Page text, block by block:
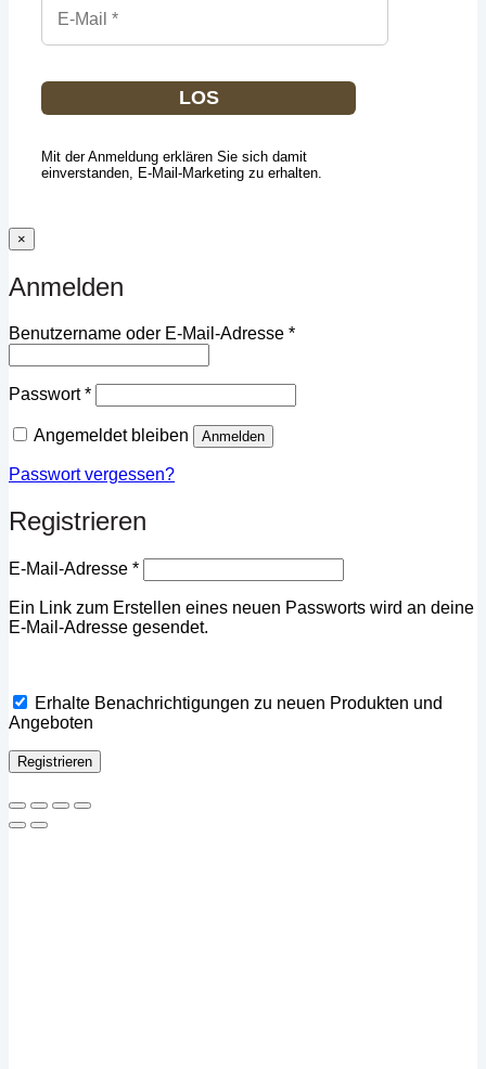
LOS
Mit der Anmeldung erklären Sie sich damit
einverstanden, E-Mail-Marketing zu erhalten.
×
Anmelden
Benutzername oder E-Mail-Adresse *Erforderlich
Passwort*Erforderlich
Angemeldet bleiben Anmelden
Passwort vergessen?
Registrieren
E-Mail-Adresse *Erforderlich
Ein Link zum Erstellen eines neuen Passworts wird an deine
E-Mail-Adresse gesendet.
Erhalte Benachrichtigungen zu neuen Produkten und
Angeboten
Registrieren